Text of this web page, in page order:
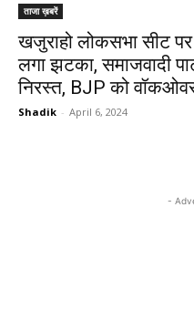
ताजा ख़बरें
खजुराहो लोकसभा सीट
लगा झटका, समाजवादी
निरस्त, BJP को
Shadik - April 6, 2024
-